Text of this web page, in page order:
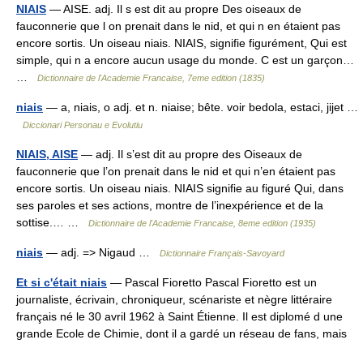
NIAIS — AISE. adj. Il s est dit au propre Des oiseaux de
fauconnerie que l on prenait dans le nid, et qui n en étaient pas
encore sortis. Un oiseau niais. NIAIS, signifie figurément, Qui est
simple, qui n a encore aucun usage du monde. C est un garçon…
Dictionnaire de l'Academie Francaise, 7eme edition (1835)
niais — a, niais, o adj. et n. niaise; bête. voir bedola, estaci, jijet …
Diccionari Personau e Evolutiu
NIAIS, AISE — adj. Il s’est dit au propre des Oiseaux de
fauconnerie que l’on prenait dans le nid et qui n’en étaient pas
encore sortis. Un oiseau niais. NIAIS signifie au figuré Qui, dans
ses paroles et ses actions, montre de l’inexpérience et de la
sottise.… …
Dictionnaire de l'Academie Francaise, 8eme edition (1935)
niais — adj. => Nigaud … Dictionnaire Français-Savoyard
Et si c'était niais — Pascal Fioretto Pascal Fioretto est un
journaliste, écrivain, chroniqueur, scénariste et nègre littéraire
français né le 30 avril 1962 à Saint Étienne. Il est diplomé d une
grande Ecole de Chimie, dont il a gardé un réseau de fans, mais